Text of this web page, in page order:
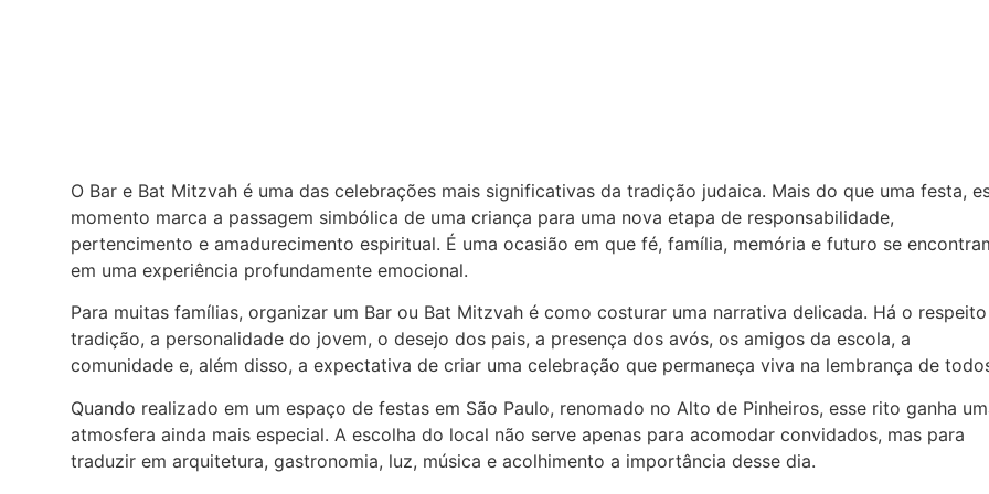
O Bar e Bat Mitzvah é uma das celebrações mais significativas da tradição judaica. Mais do que uma festa,
momento marca a passagem simbólica de uma criança para uma nova etapa de responsabilidade,
pertencimento e amadurecimento espiritual. É uma ocasião em que fé, família, memória e futuro se
em uma experiência profundamente emocional.
Para muitas famílias, organizar um Bar ou Bat Mitzvah é como costurar uma narrativa delicada. Há o
tradição, a personalidade do jovem, o desejo dos pais, a presença dos avós, os amigos da escola, a
comunidade e, além disso, a expectativa de criar uma celebração que permaneça viva na lembrança de
Quando realizado em um espaço de festas em São Paulo, renomado no Alto de Pinheiros, esse rito ganha
atmosfera ainda mais especial. A escolha do local não serve apenas para acomodar convidados, mas para
traduzir em arquitetura, gastronomia, luz, música e acolhimento a importância desse dia.